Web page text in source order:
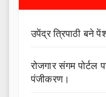
उपेंद्र त्रिपाठी बने
रोजगार संगम पोर्टल
पंजीकरण।